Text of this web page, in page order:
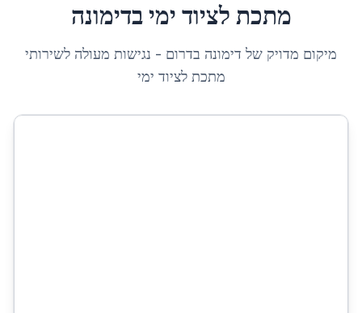
מתכת לציוד ימיבדימונה
מיקום מדויק של דימונה בדרום - נגישות מעולה לשירותי
מתכת לציוד ימי